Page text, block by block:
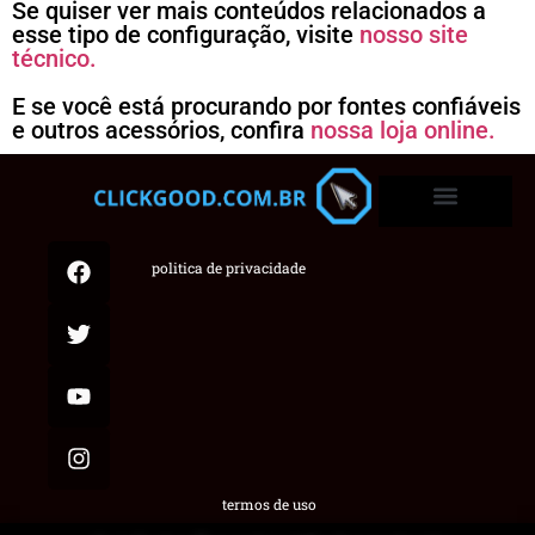
Se quiser ver mais conteúdos relacionados a
esse tipo de configuração, visite nosso site
técnico.
E se você está procurando por fontes confiáveis
e outros acessórios, confira nossa loja online.
termos de uso
politica de privacidade